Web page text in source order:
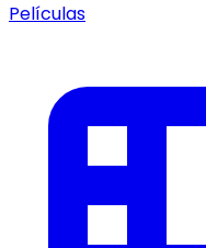
Películas